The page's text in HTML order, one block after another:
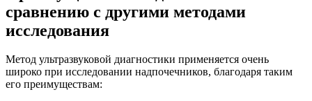
сравнению с другими методами
исследования
Метод ультразвуковой диагностики применяется очень
широко при исследовании надпочечников, благодаря таким
его преимуществам: